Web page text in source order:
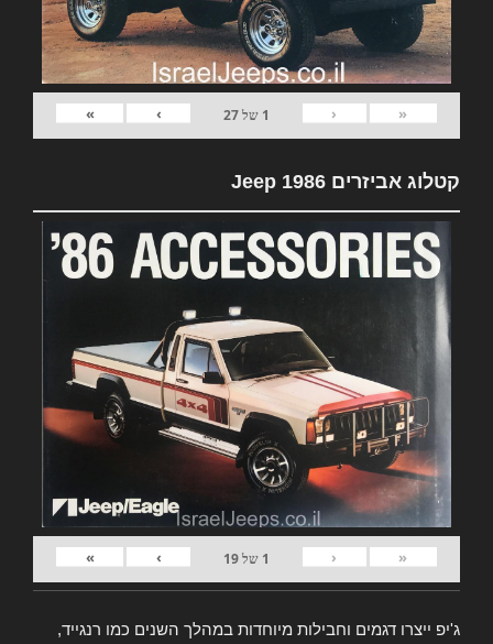
«
‹
1 של27
›
»
קטלוג אביזרים Jeep 1986
«
‹
1 של19
›
»
ג'יפ ייצרו דגמים וחבילות מיוחדות במהלך השנים כמו רנגייד,